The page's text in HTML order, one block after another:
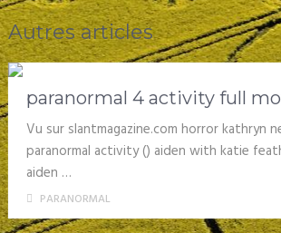
Autres articles
paranormal 4 activity full
Vu sur slantmagazine.com horror kathryn
paranormal activity () aiden with katie
aiden …
PARANORMAL